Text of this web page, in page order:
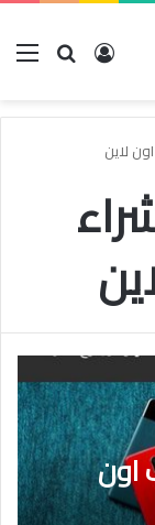
بحث عنتسجيل
لاين
اون